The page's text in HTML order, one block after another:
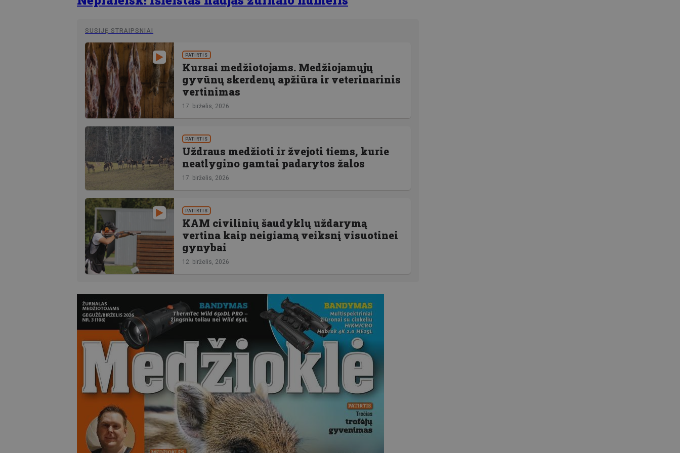
SUSIJĘ STRAIPSNIAI
PATIRTIS
Kursai medžiotojams. Medžiojamųjų
gyvūnų skerdenų apžiūra ir veterinarinis
vertinimas
17. birželis, 2026
PATIRTIS
Uždraus medžioti ir žvejoti tiems, kurie
neatlygino gamtai padarytos žalos
17. birželis, 2026
PATIRTIS
KAM civilinių šaudyklų uždarymą
vertina kaip neigiamą veiksnį visuotinei
gynybai
12. birželis, 2026